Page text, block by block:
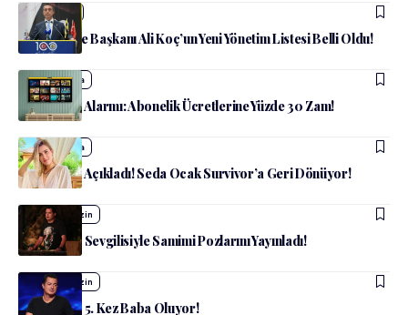
admin Spor
Fenerbahçe Başkanı Ali Koç’un Yeni Yönetim Listesi Belli Oldu!
admin Medya
Exxen Zam Alarmı: Abonelik Ücretlerine Yüzde 30 Zam!
admin Medya
Acun Ilıcalı Açıkladı! Seda Ocak Survivor’a Geri Dönüyor!
admin Magazin
Acun Ilıcalı Sevgilisiyle Samimi Pozlarını Yayınladı!
admin Magazin
Acun Ilıcalı 5. Kez Baba Oluyor!